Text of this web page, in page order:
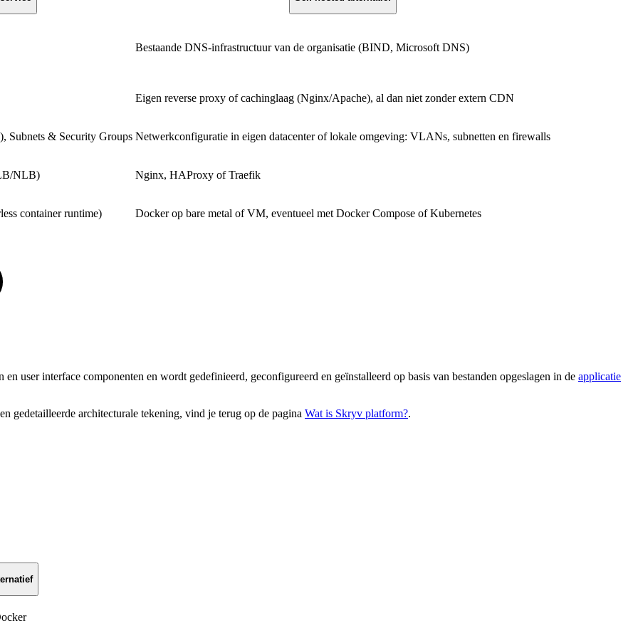
Bestaande DNS-infrastructuur van de organisatie (BIND, Microsoft DNS)
Eigen reverse proxy of cachinglaag (Nginx/Apache), al dan niet zonder extern CDN
Subnets & Security Groups Netwerkconfiguratie in eigen datacenter of lokale omgeving: VLANs, subnetten en firewalls
NLB) Nginx, HAProxy of Traefik
container runtime) Docker op bare metal of VM, eventueel met Docker Compose of Kubernetes
user interface componenten en wordt gedefinieerd, geconfigureerd en geïnstalleerd op basis van bestanden opgeslagen in de applicatie
gedetailleerde architecturale tekening, vind je terug op de pagina Wat is Skryv platform?.